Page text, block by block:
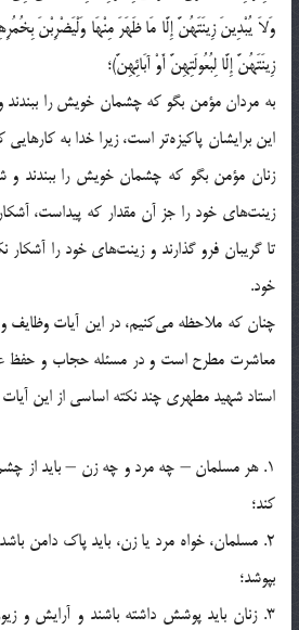
وَلاَ یُبْدِینَ زِینَتَهُنَّ إِلَّا مَا ظَهَرَ مِنْهَا وَلْیَضْرِبْنَ
زِینَتَهُنَّ إِلَّا لِبُعُولَتِهِنَّ أَوْ آبَائِهِنَّ)؛
به مردان مؤمن بگو که چشمان خویش را ببندند
این برایشان پاکیزه‌تر است، زیرا خدا به
زنان مؤمن بگو که چشمان خویش را ببندند و
زینت‌ها‌ی‌ خود را جز آن مقدار که پیداست،
تا گریبان فرو گذارند و زینت‌ها‌ی‌ خود را آشکار
خود.
چنان که ملاحظه می‌کنیم، در این آیات وظایف
معاشرت مطرح است و در مسئله حجاب و حفظ
استاد شهید مطهری چند نکته اساسی از این
1. هر مسلمان – چه مرد و چه زن – باید از
کند؛
2. مسلمان، خواه مرد یا زن، باید پاک دامن
بپوشد؛
3. زنان باید پوشش داشته باشند و آرایش و